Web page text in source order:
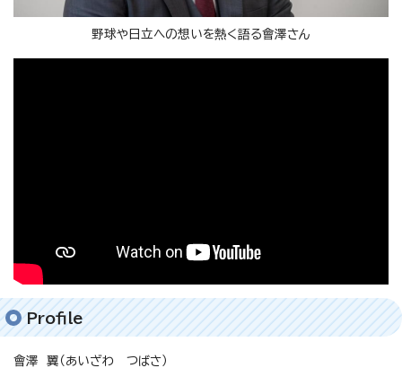
野球や日立への想いを熱く語る會澤さん
Profile
會澤 翼（あいざわ つばさ）